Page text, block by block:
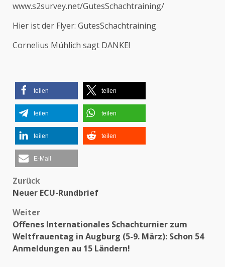
www.s2survey.net/GutesSchachtraining/
Hier ist der Flyer: GutesSchachtraining
Cornelius Mühlich sagt DANKE!
teilen teilen
teilen teilen
teilen teilen
E-Mail
Beitragsnavigation
Zurück
Neuer ECU-Rundbrief
Weiter
Offenes Internationales Schachturnier zum
Weltfrauentag in Augburg (5-9. März): Schon 54
Anmeldungen au 15 Ländern!